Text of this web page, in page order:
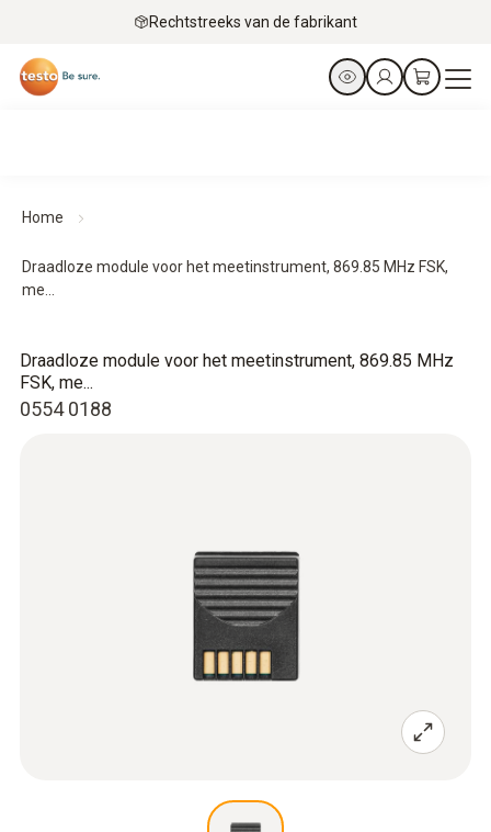
Rechtstreeks van de fabrikant
Home
Draadloze module voor het meetinstrument, 869.85 MHz FSK,
me...
0554 0188
Draadloze module voor het meetinstrument, 869.85 MHz
FSK, me...